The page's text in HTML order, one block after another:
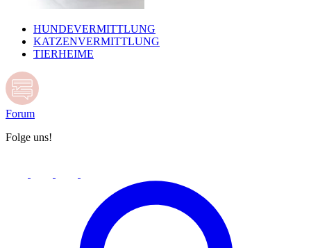
HUNDEVERMITTLUNG
KATZENVERMITTLUNG
TIERHEIME
Forum
Folge uns!